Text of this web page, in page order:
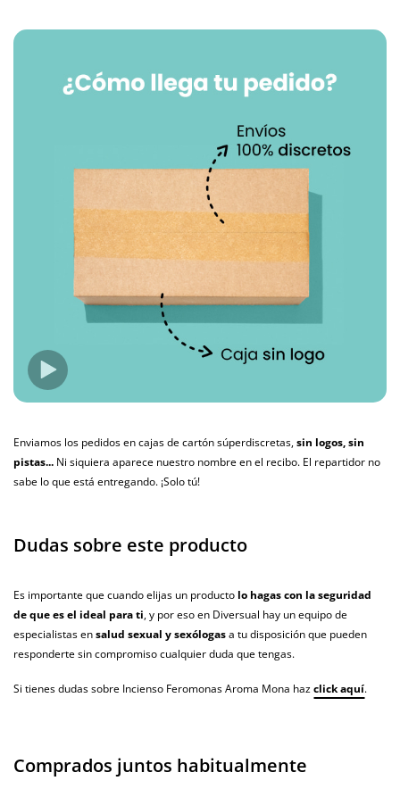
Enviamos los pedidos en cajas de cartón súperdiscretas,sin logos, sin
pistas... Ni siquiera aparece nuestro nombre en el recibo. El repartidor no
sabe lo que está entregando. ¡Solo tú!
Dudas sobre este producto
Es importante que cuando elijas un producto lo hagas con la seguridad
de que es el ideal para ti, y por eso en Diversual hay un equipo de
especialistas ensalud sexual y sexólogasa tu disposición que pueden
responderte sin compromiso cualquier duda que tengas.
Si tienes dudas sobre Incienso Feromonas Aroma Mona hazclick aquí.
Comprados juntos habitualmente